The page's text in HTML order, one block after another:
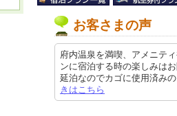
お客さまの声
府内温泉を満喫、アメニテ
ンに宿泊する時の楽しみは
延泊なのでカゴに使用済み
きはこちら